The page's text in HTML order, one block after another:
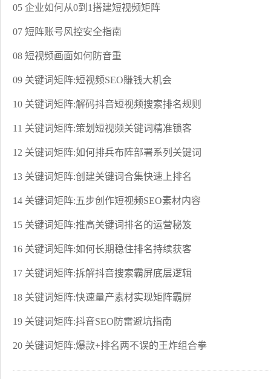
05 企业如何从0到1搭建短视频矩阵
07 短阵账号风控安全指南
08 短视频画面如何防音重
09 关键词矩阵:短视频SEO賺钱大机会
10 关键词矩阵:解码抖音短视频搜索排名规则
11 关键词矩阵:策划短视频关键词精准锁客
12 关键词矩阵:如何排兵布阵部署系列关键词
13 关键词矩阵:创建关键词合集快速上排名
14 关键词矩阵:五步创作短视频SEO素材内容
15 关键词矩阵:推高关键词排名的运营秘笈
16 关键词矩阵:如何长期稳住排名持续获客
17 关键词矩阵:拆解抖音搜索霸屏底层逻辑
18 关键词矩阵:快速量产素材实现矩阵霸屏
19 关键词矩阵:抖音SEO防雷避坑指南
20 关键词矩阵:爆款+排名两不误的王炸组合拳